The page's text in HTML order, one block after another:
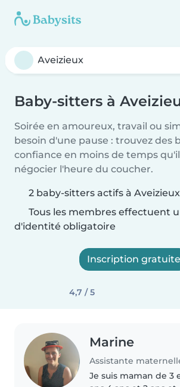
Baby-sitters à
Soirée en amoureux, travail ou
besoin d'une pause : trouvez des
confiance en moins de temps
négocier l'heure du coucher.
2 baby-sitters actifs à Aveizieux
Tous les membres effectuent
d'identité obligatoire
Inscription gratuite
4,7 / 5
Marine
Je suis maman de 3